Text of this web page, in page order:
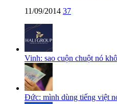
11/09/2014 37
Vinh: sao cuộn chuột nó
Đức: mình dùng tiếng việt